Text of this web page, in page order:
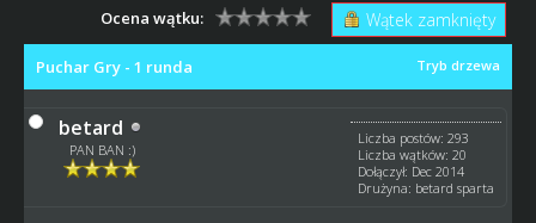
Wątek zamknięty
Ocena wątku:
Tryb drzewa
Puchar Gry - 1 runda
betard
PAN BAN :)
Liczba postów: 293
Liczba wątków: 20
Dołączył: Dec 2014
Drużyna: betard sparta